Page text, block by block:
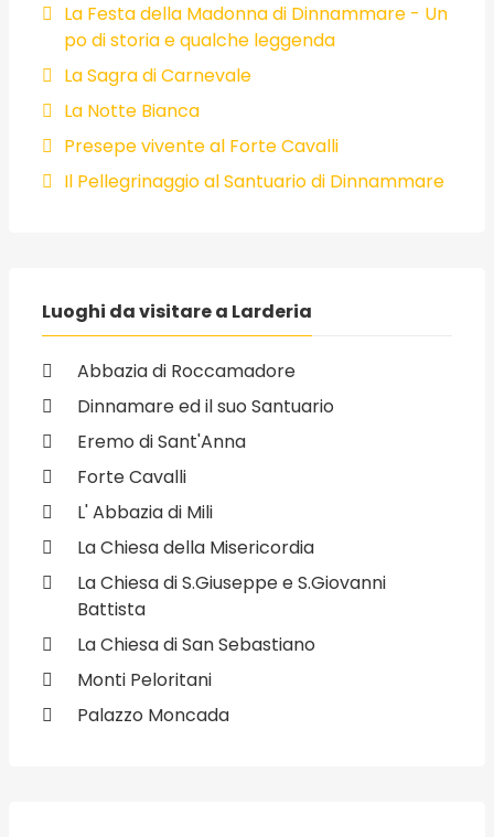
La Festa della Madonna di Dinnammare - Un
po di storia e qualche leggenda
La Sagra di Carnevale
La Notte Bianca
Presepe vivente al Forte Cavalli
Il Pellegrinaggio al Santuario di Dinnammare
Luoghi da visitare a Larderia
Abbazia di Roccamadore
Dinnamare ed il suo Santuario
Eremo di Sant'Anna
Forte Cavalli
L' Abbazia di Mili
La Chiesa della Misericordia
La Chiesa di S.Giuseppe e S.Giovanni
Battista
La Chiesa di San Sebastiano
Monti Peloritani
Palazzo Moncada